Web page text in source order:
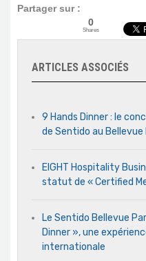
Partager sur :
0
Shares
ARTICLES ASSOCIÉS
9 Hands Dinner : le
de Sentido au Bellevue
EIGHT Hospitality
statut de « Certified
Le Sentido Bellevue
Dinner », une
internationale